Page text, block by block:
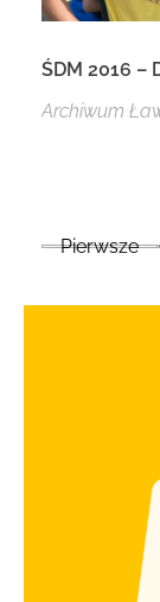
ŚDM 2016 –
Archiwum
Pierwsze